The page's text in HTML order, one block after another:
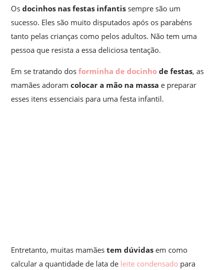
Osdocinhos nas festas infantis sempre são um
sucesso. Eles são muito disputados após os parabéns
tanto pelas crianças como pelos adultos. Não tem uma
pessoa que resista a essa deliciosa tentação.
Em se tratando dosforminha de docinho de festas, as
mamães adoramcolocar a mão na massa e preparar
esses itens essenciais para uma festa infantil.
Entretanto, muitas mamãestem dúvidas em como
calcular a quantidade de lata de leite condensado para